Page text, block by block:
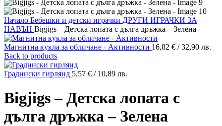
Начало Бебешки и детски играчки ДРУГИ ИГРАЧКИ ЗА
НАВЪН Bigjigs – Детска лопата с дълга дръжка – Зелена
Магнитна кукла за обличане - Активности 16,82 € / 32,90 лв.
Back to products
Градински гирлянд 5,57 € / 10,89 лв.
Bigjigs – Детска лопата с
дълга дръжка – Зелена